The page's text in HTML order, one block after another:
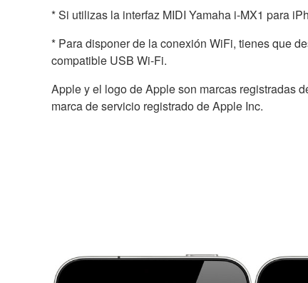
* Si utilizas la interfaz MIDI Yamaha i-MX1 para
* Para disponer de la conexión WiFi, tienes que
compatible USB Wi-Fi.
Apple y el logo de Apple son marcas registradas
marca de servicio registrado de Apple Inc.